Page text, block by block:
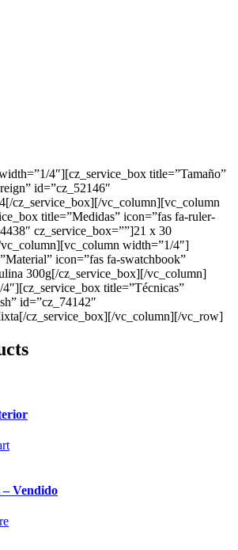
4″][cz_service_box title=”Tamaño”
id=”cz_52146″
cz_service_box][/vc_column][vc_column
title=”Medidas” icon=”fas fa-ruler-
cz_service_box=””]21 x 30
width=”1/4″]
icon=”fas fa-swatchbook”
300g[/cz_service_box][/vc_column]
title=”Técnicas”
id=”cz_74142″
cz_service_box][/vc_column][/vc_row]
– Vendido